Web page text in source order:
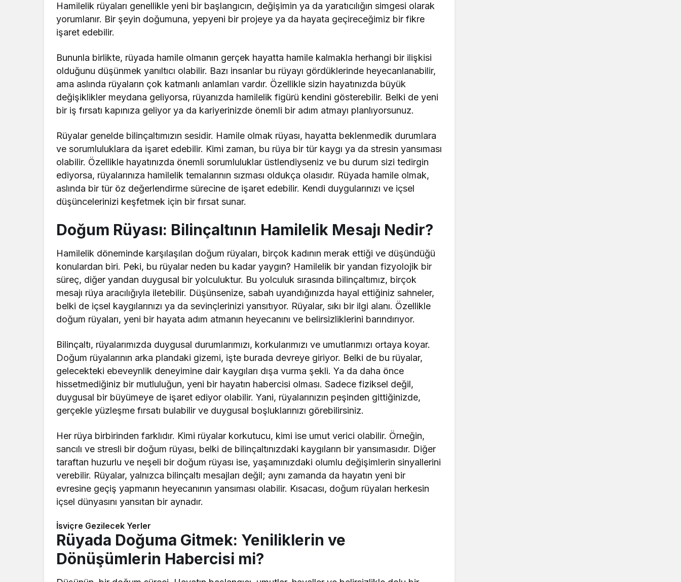
Hamilelik rüyaları genellikle yeni bir başlangıcın, değişimin ya da yaratıcılığın simgesi olarak
yorumlanır. Bir şeyin doğumuna, yepyeni bir projeye ya da hayata geçireceğimiz bir fikre
işaret edebilir.
Bununla birlikte, rüyada hamile olmanın gerçek hayatta hamile kalmakla herhangi bir ilişkisi
olduğunu düşünmek yanıltıcı olabilir. Bazı insanlar bu rüyayı gördüklerinde heyecanlanabilir,
ama aslında rüyaların çok katmanlı anlamları vardır. Özellikle sizin hayatınızda büyük
değişiklikler meydana geliyorsa, rüyanızda hamilelik figürü kendini gösterebilir. Belki de yeni
bir iş fırsatı kapınıza geliyor ya da kariyerinizde önemli bir adım atmayı planlıyorsunuz.
Rüyalar genelde bilinçaltımızın sesidir. Hamile olmak rüyası, hayatta beklenmedik durumlara
ve sorumluluklara da işaret edebilir. Kimi zaman, bu rüya bir tür kaygı ya da stresin yansıması
olabilir. Özellikle hayatınızda önemli sorumluluklar üstlendiyseniz ve bu durum sizi tedirgin
ediyorsa, rüyalarınıza hamilelik temalarının sızması oldukça olasıdır. Rüyada hamile olmak,
aslında bir tür öz değerlendirme sürecine de işaret edebilir. Kendi duygularınızı ve içsel
düşüncelerinizi keşfetmek için bir fırsat sunar.
Doğum Rüyası: Bilinçaltının Hamilelik Mesajı Nedir?
Hamilelik döneminde karşılaşılan doğum rüyaları, birçok kadının merak ettiği ve düşündüğü
konulardan biri. Peki, bu rüyalar neden bu kadar yaygın? Hamilelik bir yandan fizyolojik bir
süreç, diğer yandan duygusal bir yolculuktur. Bu yolculuk sırasında bilinçaltımız, birçok
mesajı rüya aracılığıyla iletebilir. Düşünsenize, sabah uyandığınızda hayal ettiğiniz sahneler,
belki de içsel kaygılarınızı ya da sevinçlerinizi yansıtıyor. Rüyalar, sıkı bir ilgi alanı. Özellikle
doğum rüyaları, yeni bir hayata adım atmanın heyecanını ve belirsizliklerini barındırıyor.
Bilinçaltı, rüyalarımızda duygusal durumlarımızı, korkularımızı ve umutlarımızı ortaya koyar.
Doğum rüyalarının arka plandaki gizemi, işte burada devreye giriyor. Belki de bu rüyalar,
gelecekteki ebeveynlik deneyimine dair kaygıları dışa vurma şekli. Ya da daha önce
hissetmediğiniz bir mutluluğun, yeni bir hayatın habercisi olması. Sadece fiziksel değil,
duygusal bir büyümeye de işaret ediyor olabilir. Yani, rüyalarınızın peşinden gittiğinizde,
gerçekle yüzleşme fırsatı bulabilir ve duygusal boşluklarınızı görebilirsiniz.
Her rüya birbirinden farklıdır. Kimi rüyalar korkutucu, kimi ise umut verici olabilir. Örneğin,
sancılı ve stresli bir doğum rüyası, belki de bilinçaltınızdaki kaygıların bir yansımasıdır. Diğer
taraftan huzurlu ve neşeli bir doğum rüyası ise, yaşamınızdaki olumlu değişimlerin sinyallerini
verebilir. Rüyalar, yalnızca bilinçaltı mesajları değil; aynı zamanda da hayatın yeni bir
evresine geçiş yapmanın heyecanının yansıması olabilir. Kısacası, doğum rüyaları herkesin
içsel dünyasını yansıtan bir aynadır.
İsviçre Gezilecek Yerler
Rüyada Doğuma Gitmek: Yeniliklerin ve
Dönüşümlerin Habercisi mi?